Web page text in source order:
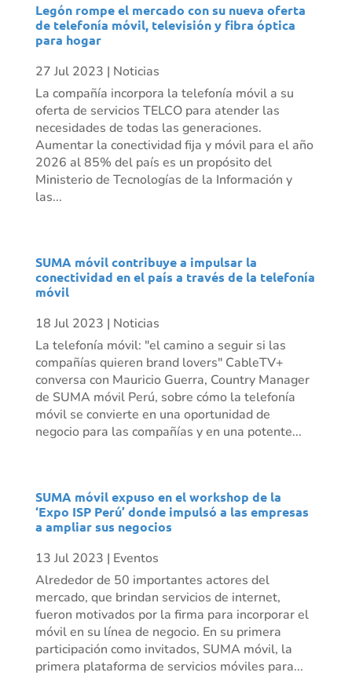
Legón rompe el mercado con su nueva oferta
de telefonía móvil, televisión y fibra óptica
para hogar
27 Jul 2023 | Noticias
La compañía incorpora la telefonía móvil a su
oferta de servicios TELCO para atender las
necesidades de todas las generaciones.
Aumentar la conectividad fija y móvil para el año
2026 al 85% del país es un propósito del
Ministerio de Tecnologías de la Información y
las...
SUMA móvil contribuye a impulsar la
conectividad en el país a través de la telefonía
móvil
18 Jul 2023 | Noticias
La telefonía móvil: "el camino a seguir si las
compañías quieren brand lovers" CableTV+
conversa con Mauricio Guerra, Country Manager
de SUMA móvil Perú, sobre cómo la telefonía
móvil se convierte en una oportunidad de
negocio para las compañías y en una potente...
SUMA móvil expuso en el workshop de la
‘Expo ISP Perú’ donde impulsó a las empresas
a ampliar sus negocios
13 Jul 2023 | Eventos
Alrededor de 50 importantes actores del
mercado, que brindan servicios de internet,
fueron motivados por la firma para incorporar el
móvil en su línea de negocio. En su primera
participación como invitados, SUMA móvil, la
primera plataforma de servicios móviles para...